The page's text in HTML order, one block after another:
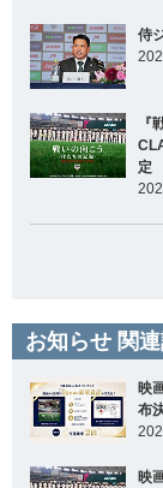
侍
定
お知らせ 関
映
布
映